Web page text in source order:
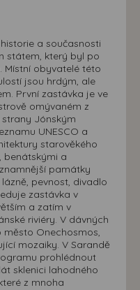
a současnosti
státem, který byl po
Místní obyvatelé této
jsou hrdým, ale
První zastávka je ve
omývaném z
Jónským
UNESCO a
starověkého
benátskými a
památky
pevnost, divadlo
zastávka v
a zatím v
riviéry. V dávných
Onechosmos,
mozaiky. V Sarandě
prohlédnout
sklenici lahodného
z mnoha